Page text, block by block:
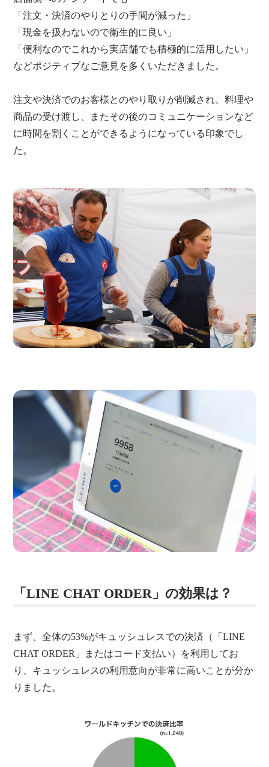
「注文・決済のやりとりの手間が減った」
「現金を扱わないので衛生的に良い」
「便利なのでこれから実店舗でも積極的に活用したい」
などポジティブなご意見を多くいただきました。
注文や決済でのお客様とのやり取りが削減され、料理や
商品の受け渡し、またその後のコミュニケーションなど
に時間を割くことができるようになっている印象でし
た。
「LINE CHAT ORDER」の効果は？
まず、全体の53%がキュッシュレスでの決済（「LINE
CHAT ORDER」またはコード支払い）を利用してお
り、キュッシュレスの利用意向が非常に高いことが分か
りました。